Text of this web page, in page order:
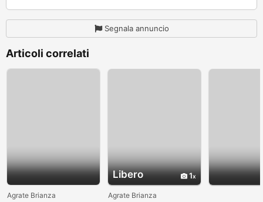
Segnala annuncio
Articoli correlati
Agrate Brianza
Libero 1
Agrate Brianza